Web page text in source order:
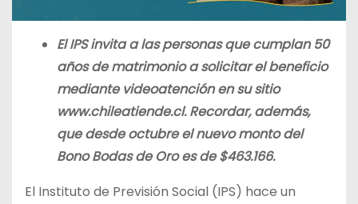
El IPS invitaa las personas que cumplan 50
años de matrimonioa solicitar el beneficio
mediante videoatención en su sitio
www.chileatiende.cl. Recordar, además,
que desde octubre el nuevo monto del
Bono Bodas de Oro es de $463.166.
El Instituto de Previsión Social (IPS) hace un